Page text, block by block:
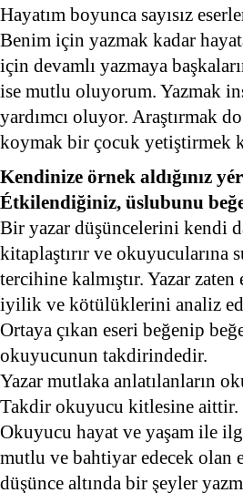
Hayatım boyunca sayısız
Benim için yazmak kadar
için devamlı yazmaya
ise mutlu oluyorum. Yazmak
yardımcı oluyor. Araştırmak
koymak bir çocuk yetiştirmek
Kendinize örnek aldığınız
Étkilendiğiniz, üslubunu
Bir yazar düşüncelerini kendi
kitaplaştırır ve okuyucularına
tercihine kalmıştır. Yazar
iyilik ve kötülüklerini analiz
Ortaya çıkan eseri beğenip
okuyucunun takdirindedir.
Yazar mutlaka anlatılanların
Takdir okuyucu kitlesine aittir.
Okuyucu hayat ve yaşam ile
mutlu ve bahtiyar edecek olan
düşünce altında bir şeyler